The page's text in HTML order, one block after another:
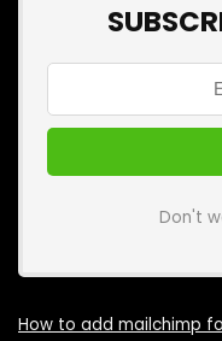
Don't
How to add mailchimp